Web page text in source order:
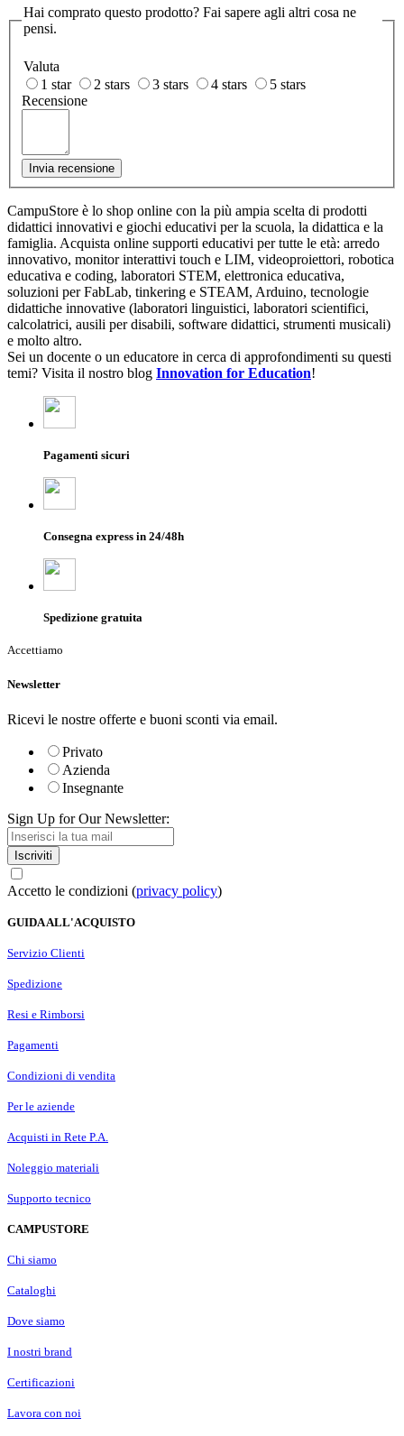
Hai comprato questo prodotto? Fai sapere agli altri cosa ne
pensi.
Valuta
1 star
2 stars 3 stars 4 stars
5 stars
Recensione
Invia recensione
CampuStore è lo shop online con la più ampia scelta di prodotti
didattici innovativi e giochi educativi per la scuola, la didattica e la
famiglia. Acquista online supporti educativi per tutte le età: arredo
innovativo, monitor interattivi touch e LIM, videoproiettori, robotica
educativa e coding, laboratori STEM, elettronica educativa,
soluzioni per FabLab, tinkering e STEAM, Arduino, tecnologie
didattiche innovative (laboratori linguistici, laboratori scientifici,
calcolatrici, ausili per disabili, software didattici, strumenti musicali)
e molto altro.
Sei un docente o un educatore in cerca di approfondimenti su questi
temi? Visita il nostro blog Innovation for Education!
Pagamenti sicuri
Consegna express in 24/48h
Spedizione gratuita
Accettiamo
Newsletter
Ricevi le nostre offerte e buoni sconti via email.
Privato
Azienda
Insegnante
Sign Up for Our Newsletter:
Iscriviti
Accetto le condizioni (privacy policy)
GUIDA ALL'ACQUISTO
Servizio Clienti
Spedizione
Resi e Rimborsi
Pagamenti
Condizioni di vendita
Per le aziende
Acquisti in Rete P.A.
Noleggio materiali
Supporto tecnico
CAMPUSTORE
Chi siamo
Cataloghi
Dove siamo
I nostri brand
Certificazioni
Lavora con noi